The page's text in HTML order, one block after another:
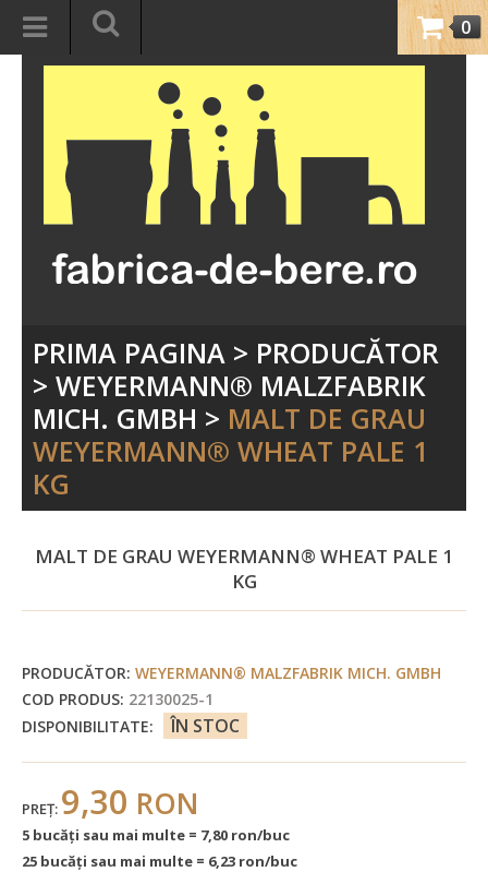
0
PRIMA PAGINA > PRODUCĂTOR
> WEYERMANN® MALZFABRIK
MICH. GMBH > MALT DE GRAU
WEYERMANN® WHEAT PALE 1
KG
MALT DE GRAU WEYERMANN® WHEAT PALE 1
KG
PRODUCĂTOR: WEYERMANN® MALZFABRIK MICH. GMBH
COD PRODUS: 22130025-1
DISPONIBILITATE:
ÎN STOC
PREŢ: 9,30 RON
5 bucăţi sau mai multe = 7,80 ron/buc
25 bucăţi sau mai multe = 6,23 ron/buc